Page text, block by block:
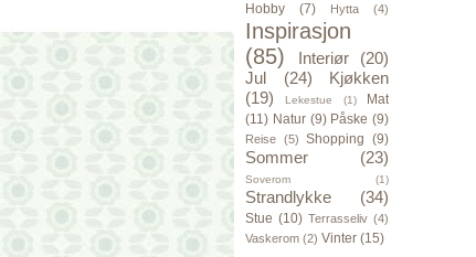
Hobby (7) Hytta (4)
Inspirasjon
(85)
Interiør
(20)
Jul
(24)
Kjøkken
(19)
Lekestue (1)
Mat
(11) Natur (9) Påske (9)
Reise (5) Shopping (9)
Sommer (23)
Soverom (1)
Strandlykke (34)
Stue (10) Terrasseliv (4)
Vaskerom (2) Vinter (15)